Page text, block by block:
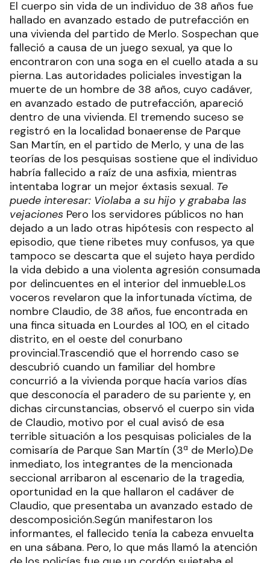
El cuerpo sin vida de un individuo de 38 años fue
hallado en avanzado estado de putrefacción en
una vivienda del partido de Merlo. Sospechan que
falleció a causa de un juego sexual, ya que lo
encontraron con una soga en el cuello atada a su
pierna. Las autoridades policiales investigan la
muerte de un hombre de 38 años, cuyo cadáver,
en avanzado estado de putrefacción, apareció
dentro de una vivienda. El tremendo suceso se
registró en la localidad bonaerense de Parque
San Martín, en el partido de Merlo, y una de las
teorías de los pesquisas sostiene que el individuo
habría fallecido a raíz de una asfixia, mientras
intentaba lograr un mejor éxtasis sexual. Te
puede interesar: Violaba a su hijo y grababa las
vejaciones Pero los servidores públicos no han
dejado a un lado otras hipótesis con respecto al
episodio, que tiene ribetes muy confusos, ya que
tampoco se descarta que el sujeto haya perdido
la vida debido a una violenta agresión consumada
por delincuentes en el interior del inmueble.Los
voceros revelaron que la infortunada víctima, de
nombre Claudio, de 38 años, fue encontrada en
una finca situada en Lourdes al 100, en el citado
distrito, en el oeste del conurbano
provincial.Trascendió que el horrendo caso se
descubrió cuando un familiar del hombre
concurrió a la vivienda porque hacía varios días
que desconocía el paradero de su pariente y, en
dichas circunstancias, observó el cuerpo sin vida
de Claudio, motivo por el cual avisó de esa
terrible situación a los pesquisas policiales de la
comisaría de Parque San Martín (3ª de Merlo).De
inmediato, los integrantes de la mencionada
seccional arribaron al escenario de la tragedia,
oportunidad en la que hallaron el cadáver de
Claudio, que presentaba un avanzado estado de
descomposición.Según manifestaron los
informantes, el fallecido tenía la cabeza envuelta
en una sábana. Pero, lo que más llamó la atención